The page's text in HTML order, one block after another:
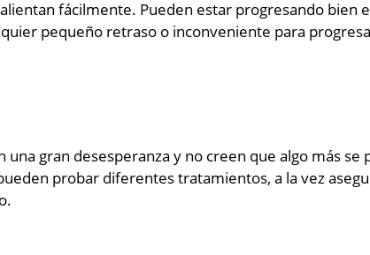
fácilmente. Pueden estar progresando bien
pequeño retraso o inconveniente para
una gran desesperanza y no creen que algo más
probar diferentes tratamientos, a la vez